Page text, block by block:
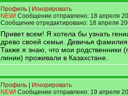
Профиль
Игнорировать
NEW! Сообщение отправлено: 18 апреля
Сообщение отредактировано: 18 апреля
Привет всем! Я хотела бы узнать
древо своей семьи. Девичья
Также я знаю, что мои родственники
линии) проживали в Казахстане.
Профиль
Игнорировать
NEW! Сообщение отправлено: 19 апреля